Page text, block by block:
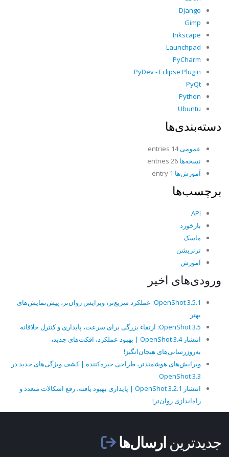
Django
Gimp
Inkscape
Launchpad
PyCharm
PyDev - Eclipse Plugin
PyQt
Python
Ubuntu
دسته‌بندی‌ها
عمومی14 entries
نسخه‌ها
آموزش‌ها
برچسب‌ها
API
بازخورد
ماسک
ترنزیشن
آموزش
ورودی‌های اخیر
OpenShot 3.5.1: عملکرد سریع‌تر، ویرایش روان‌تر، پیش‌نمایش‌های
بهتر
OpenShot 3.5: ارتقاء بزرگی برای سرعت، پایداری و کنترل خلاقانه
انتشار OpenShot 3.4 | بهبود عملکرد، افکت‌های جدید،
به‌روزرسانی‌های هیجان‌انگیز!
ویرایش‌های هوشمندتر، طراحی خیره‌کننده | کشف ویژگی‌های جدید در
OpenShot 3.3
انتشار OpenShot 3.2.1 | پایداری بهبود یافته، رفع اشکالات متعدد و
راه‌اندازی روان‌تر!
جدیدترین ارسال‌ها